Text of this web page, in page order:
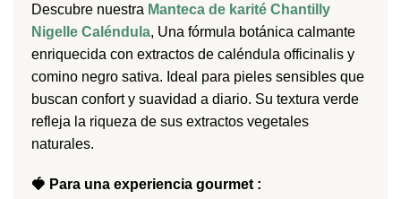
Descubre nuestra Manteca de karité Chantilly
Nigelle Caléndula, Una fórmula botánica calmante
enriquecida con extractos de caléndula officinalis y
comino negro sativa. Ideal para pieles sensibles que
buscan confort y suavidad a diario. Su textura verde
refleja la riqueza de sus extractos vegetales
naturales.
🍓 Para una experiencia gourmet :